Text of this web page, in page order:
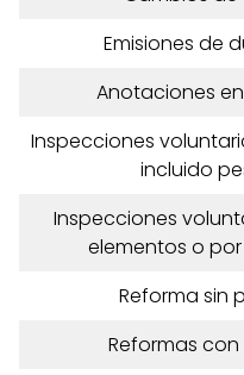
Emisiones de
Anotaciones
Inspecciones
incluido
Inspecciones
elementos o
Reforma sin
Reformas